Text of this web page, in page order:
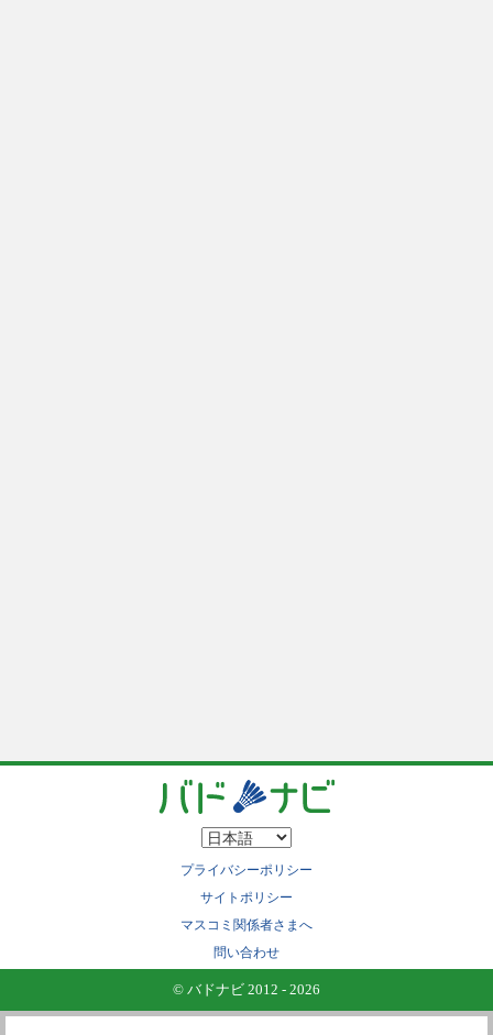
プライバシーポリシー
サイトポリシー
マスコミ関係者さまへ
問い合わせ
© バドナビ 2012 - 2026